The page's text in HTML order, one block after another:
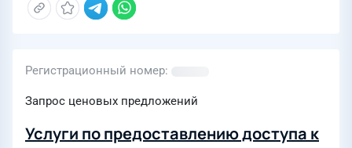
Регистрационный номер
Запрос ценовых предложений
Услуги по предоставлению доступа к